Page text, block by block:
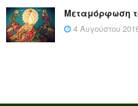
Μεταμόρφωση
4 Αυγούστου